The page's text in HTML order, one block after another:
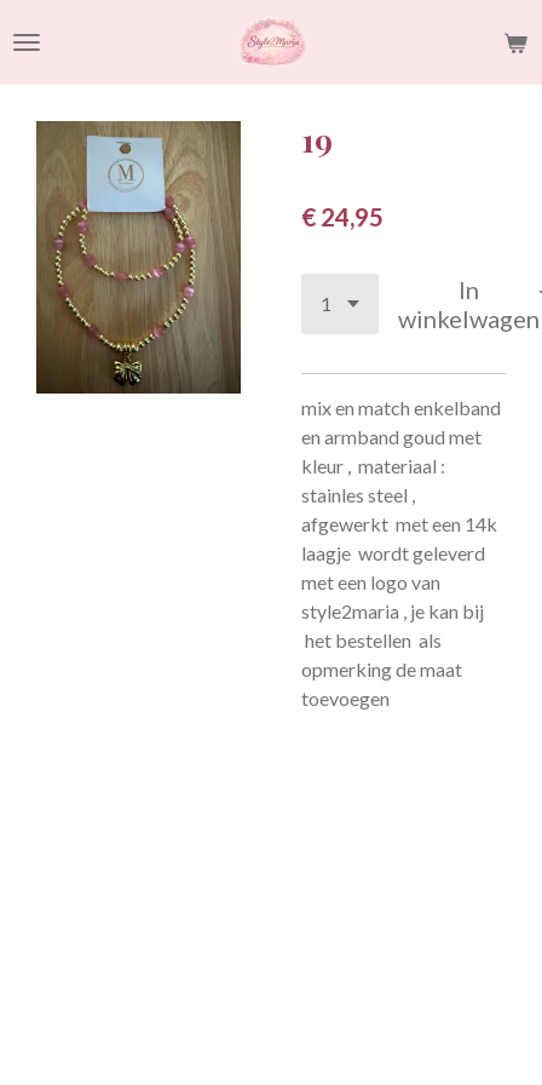
direct
naar
hoofdinhoud
19
€ 24,95
In
winkelwagen
mix en match enkelband
en armband goud met
kleur , materiaal :
stainles steel ,
afgewerkt met een 14k
laagje wordt geleverd
met een logo van
style2maria , je kan bij
het bestellen als
opmerking de maat
toevoegen